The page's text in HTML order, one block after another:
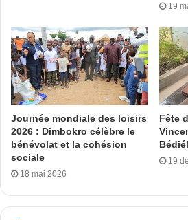
19
Journée mondiale des loisirs
2026 : Dimbokro célèbre le
bénévolat et la cohésion
sociale
18 mai 2026
Fête
19